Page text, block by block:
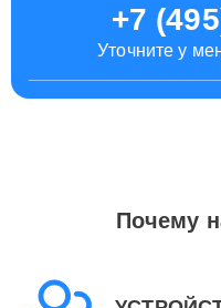
+7
Уточните у
Почему